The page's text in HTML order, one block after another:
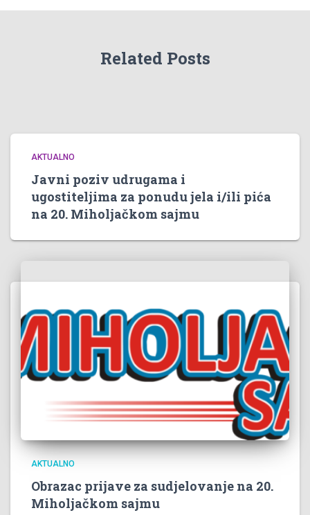
Related Posts
AKTUALNO
Javni poziv udrugama i
ugostiteljima za ponudu jela i/ili pića
na 20. Miholjačkom sajmu
AKTUALNO
Obrazac prijave za sudjelovanje na 20.
Miholjačkom sajmu